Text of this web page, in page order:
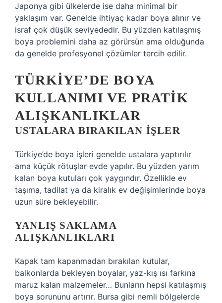
Japonya gibi ülkelerde ise daha minimal bir
yaklaşım var. Genelde ihtiyaç kadar boya alınır ve
israf çok düşük seviyededir. Bu yüzden katılaşmış
boya problemini daha az görürsün ama olduğunda
da genelde profesyonel çözümler tercih edilir.
TÜRKIYE’DE BOYA
KULLANIMI VE PRATIK
ALIŞKANLIKLAR
USTALARA BIRAKILAN IŞLER
Türkiye’de boya işleri genelde ustalara yaptırılır
ama küçük rötuşlar evde yapılır. Bu yüzden yarım
kalan boya kutuları çok yaygındır. Özellikle ev
taşıma, tadilat ya da kiralık ev değişimlerinde boya
uzun süre bekleyebilir.
YANLIŞ SAKLAMA
ALIŞKANLIKLARI
Kapak tam kapanmadan bırakılan kutular,
balkonlarda bekleyen boyalar, yaz-kış ısı farkına
maruz kalan malzemeler… Bunların hepsi katılaşmış
boya sorununu artırır. Bursa gibi nemli bölgelerde